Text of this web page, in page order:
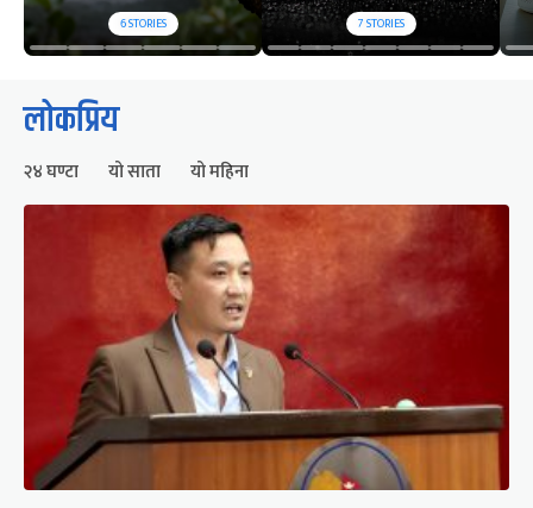
6STORIES 7STORIES
लोकप्रिय
२४ घण्टा यो साता यो महिना